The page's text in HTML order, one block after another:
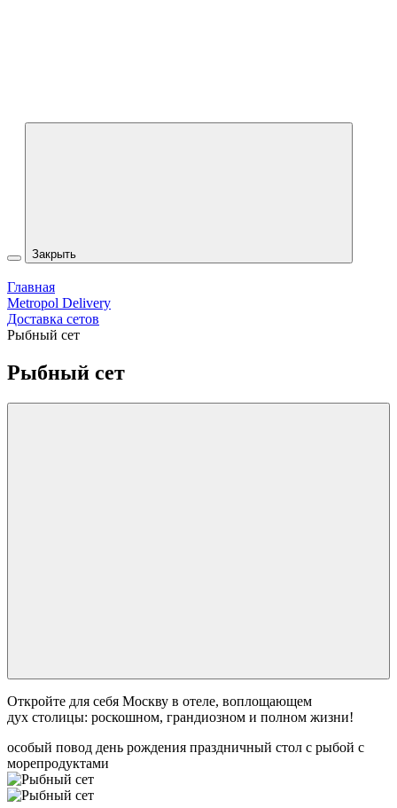
Закрыть
Главная
Metropol Delivery
Доставка сетов
Рыбный сет
Рыбный сет
Откройте для себя Москву в отеле, воплощающем
дух столицы: роскошном, грандиозном и полном жизни!
особый повод день рождения праздничный стол с рыбой с
морепродуктами